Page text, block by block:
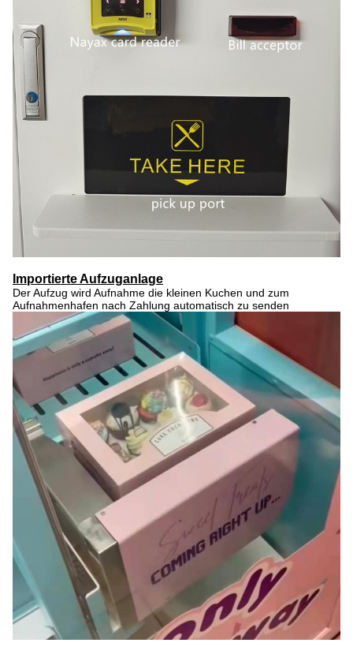
Importierte Aufzuganlage
Der Aufzug wird Aufnahme die kleinen Kuchen und zum
Aufnahmenhafen nach Zahlung automatisch zu senden